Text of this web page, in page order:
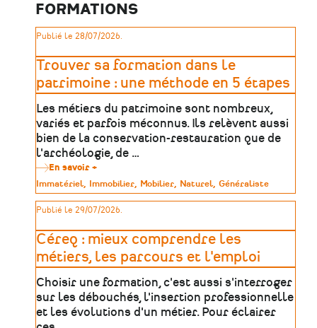
peintures
murales
et
entrepreneur
FORMATIONS
Publié le 28/07/2026.
Trouver sa formation dans le
patrimoine : une méthode en 5 étapes
Les métiers du patrimoine sont nombreux,
variés et parfois méconnus. Ils relèvent aussi
bien de la conservation-restauration que de
l'archéologie, de …
En savoir +
Trouver
sa
formation
dans
patrimoine
:
une
méthode
5
étapes
Type
de
patrimoine
Immatériel Immobilier Mobilier Naturel Généraliste
Publié le 29/07/2026.
Céreq : mieux comprendre les
métiers, les parcours et l'emploi
Choisir une formation, c'est aussi s'interroger
sur les débouchés, l'insertion professionnelle
et les évolutions d'un métier. Pour éclairer